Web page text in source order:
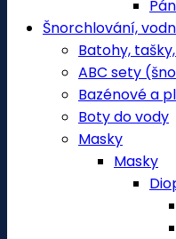
Šnorchlování,
Batohy,
ABC sety
Bazénové a
Boty do vody
Masky
Masky